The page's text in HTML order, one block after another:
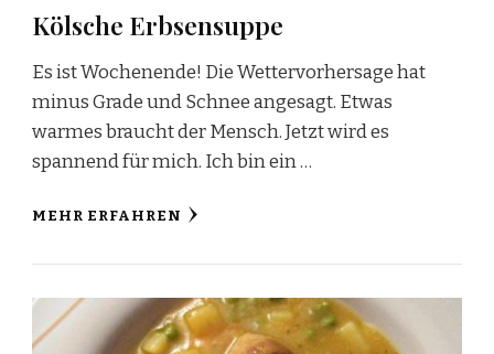
Kölsche Erbsensuppe
Es ist Wochenende! Die Wettervorhersage hat
minus Grade und Schnee angesagt. Etwas
warmes braucht der Mensch. Jetzt wird es
spannend für mich. Ich bin ein …
MEHR ERFAHREN